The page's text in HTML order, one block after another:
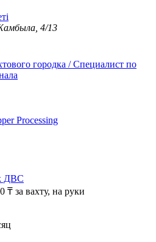
4/13
городка / Специалист по
Processing
ДВС
₸ за вахту, на руки